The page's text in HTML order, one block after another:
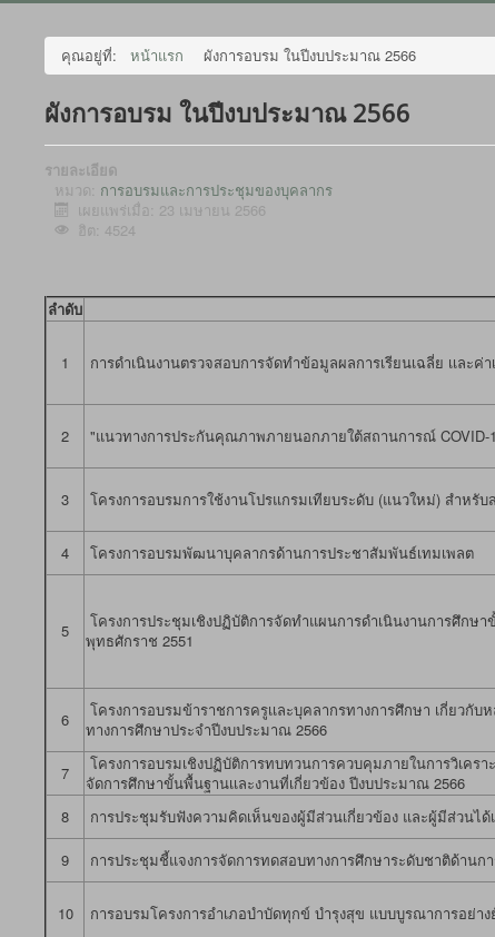
คุณอยู่ที่: หน้าแรก ผังการอบรม ในปีงบประมาณ 2566
ผังการอบรม ในปีงบประมาณ 2566
รายละเอียด
หมวด: การอบรมและการประชุมของบุคลากร
เผยแพร่เมื่อ: 23 เมษายน 2566
ฮิต: 4524
ลำดับ
1 การดำเนินงานตรวจสอบการจัดทำข้อมูลผลการเรียนเฉลี่ย เเละ
2 "แนวทางการประกันคุณภาพภายนอกภายใต้สถานการณ์ COVID-
3 โครงการอบรมการใช้งานโปรแกรมเทียบระดับ (แนวใหม่) สำหรั
4 โครงการอบรมพัฒนาบุคลากรด้านการประชาสัมพันธ์​เทมเพลต
5
โครงการประชุมเชิงปฏิบัติการจัดทำแผนการดำเนินงานการศึก
พุทธศักราช 2551
6
โครงการอบรมข้าราชการครูเเละบุคลากรทางการศึกษา เกี่ยวกับ
ทางการศึกษาประจำปีงบประมาณ 2566
7
โครงการอบรมเชิงปฏิบัติการทบทวนการควบคุมภายในการวิเคร
จัดการศึกษาขั้นพื้นฐานเเละงานที่เกี่ยวข้อง ปีงบประมาณ 2566
8 การประชุมรับฟังความคิดเห็นของผู้มีส่วนเกี่ยวข้อง และผู้มีส่วน
9 การประชุมชี้แจงการจัดการทดสอบทางการศึกษาระดับชาติด้านก
10 การอบรมโครงการอำเภอบำบัดทุกข์ บำรุงสุข แบบบูรณาการอย่า